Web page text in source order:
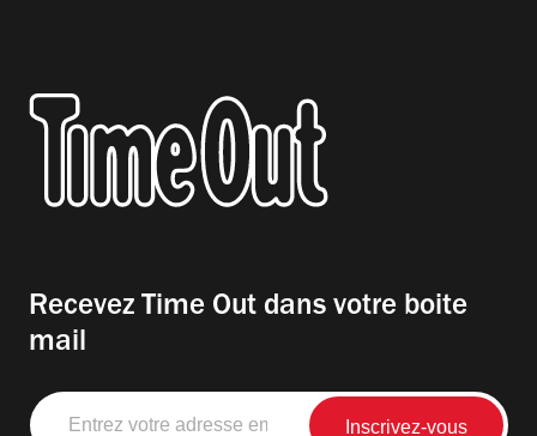
Recevez Time Out dans votre boite
mail
Entrez